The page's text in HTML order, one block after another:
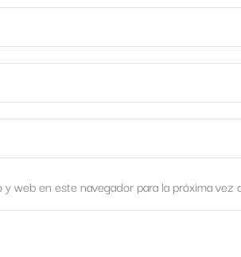
web en este navegador para la próxima vez